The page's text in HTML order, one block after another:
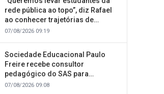
rede pública ao topo”, diz Rafael
ao conhecer trajetórias de
sucesso
07/08/2026 09:19
Sociedade Educacional Paulo
Freire recebe consultor
pedagógico do SAS para
planejamento do segundo
07/08/2026 09:08